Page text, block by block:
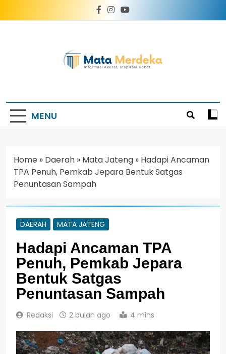
MENU
Home » Daerah » Mata Jateng » Hadapi Ancaman
TPA Penuh, Pemkab Jepara Bentuk Satgas
Penuntasan Sampah
DAERAH MATA JATENG
Hadapi Ancaman TPA
Penuh, Pemkab Jepara
Bentuk Satgas
Penuntasan Sampah
Redaksi 2 bulan ago 4 mins